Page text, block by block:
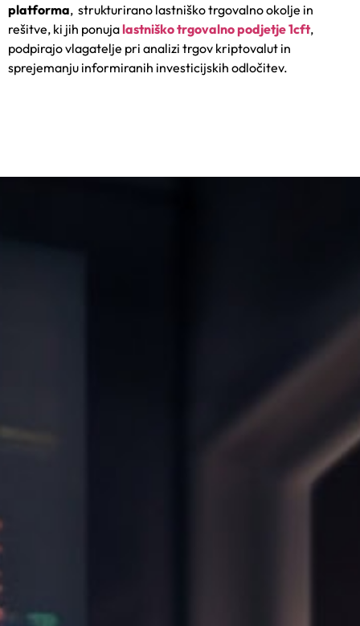
platforma, strukturirano lastniško trgovalno okolje in
rešitve, ki jih ponujalastniško trgovalno podjetje 1cft,
podpirajo vlagatelje pri analizi trgov kriptovalut in
sprejemanju informiranih investicijskih odločitev.